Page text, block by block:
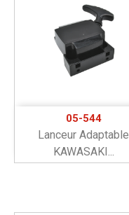
05-544
Lanceur Adaptable
KAWASAKI...